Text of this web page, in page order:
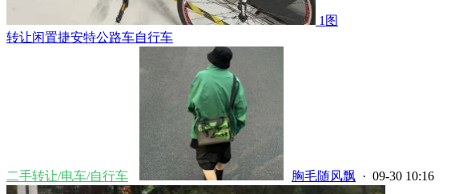
1图
转让闲置捷安特公路车自行车
二手转让/电车/自行车 胸毛随风飘 · 09-30 10:16